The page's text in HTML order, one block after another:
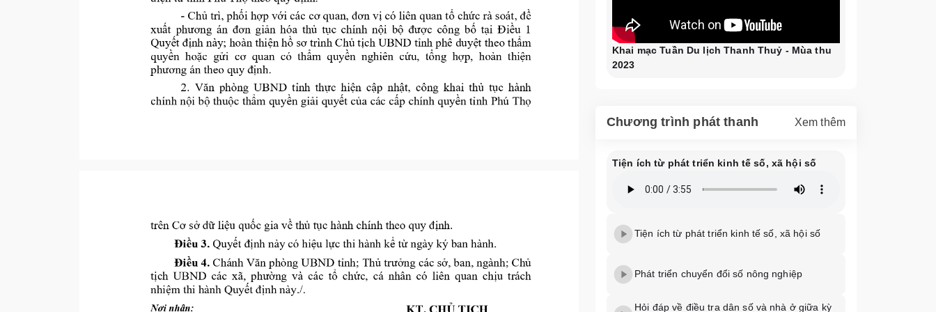
Khai mạc Tuần Du lịch Thanh Thuỷ - Mùa thu
2023
Chương trình phát thanh Xem thêm
Tiện ích từ phát triển kinh tế số, xã hội số
Tiện ích từ phát triển kinh tế số, xã hội số
Phát triển chuyển đổi số nông nghiệp
Hỏi đáp về điều tra dân số và nhà ở giữa kỳ